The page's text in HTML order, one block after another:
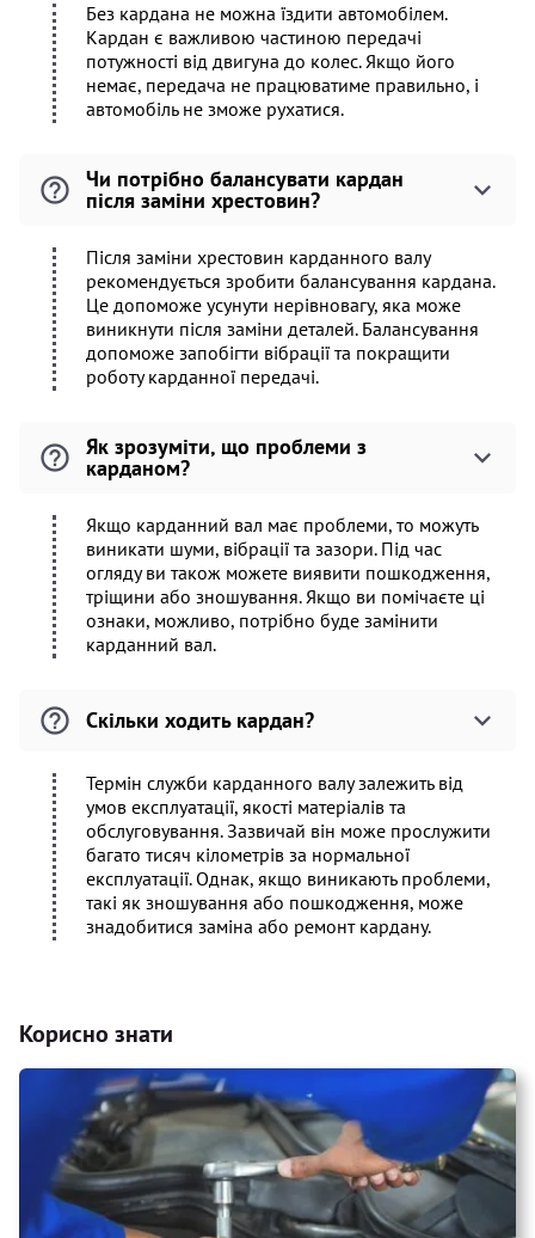
Без кардана не можна їздити автомобілем.
Кардан є важливою частиною передачі
потужності від двигуна до колес. Якщо його
немає, передача не працюватиме правильно, і
автомобіль не зможе рухатися.
Чи потрібно балансувати кардан
після заміни хрестовин?
Після заміни хрестовин карданного валу
рекомендується зробити балансування кардана.
Це допоможе усунути нерівновагу, яка може
виникнути після заміни деталей. Балансування
допоможе запобігти вібрації та покращити
роботу карданної передачі.
Як зрозуміти, що проблеми з
карданом?
Якщо карданний вал має проблеми, то можуть
виникати шуми, вібрації та зазори. Під час
огляду ви також можете виявити пошкодження,
тріщини або зношування. Якщо ви помічаєте ці
ознаки, можливо, потрібно буде замінити
карданний вал.
Скільки ходить кардан?
Термін служби карданного валу залежить від
умов експлуатації, якості матеріалів та
обслуговування. Зазвичай він може прослужити
багато тисяч кілометрів за нормальної
експлуатації. Однак, якщо виникають проблеми,
такі як зношування або пошкодження, може
знадобитися заміна або ремонт кардану.
Корисно знати